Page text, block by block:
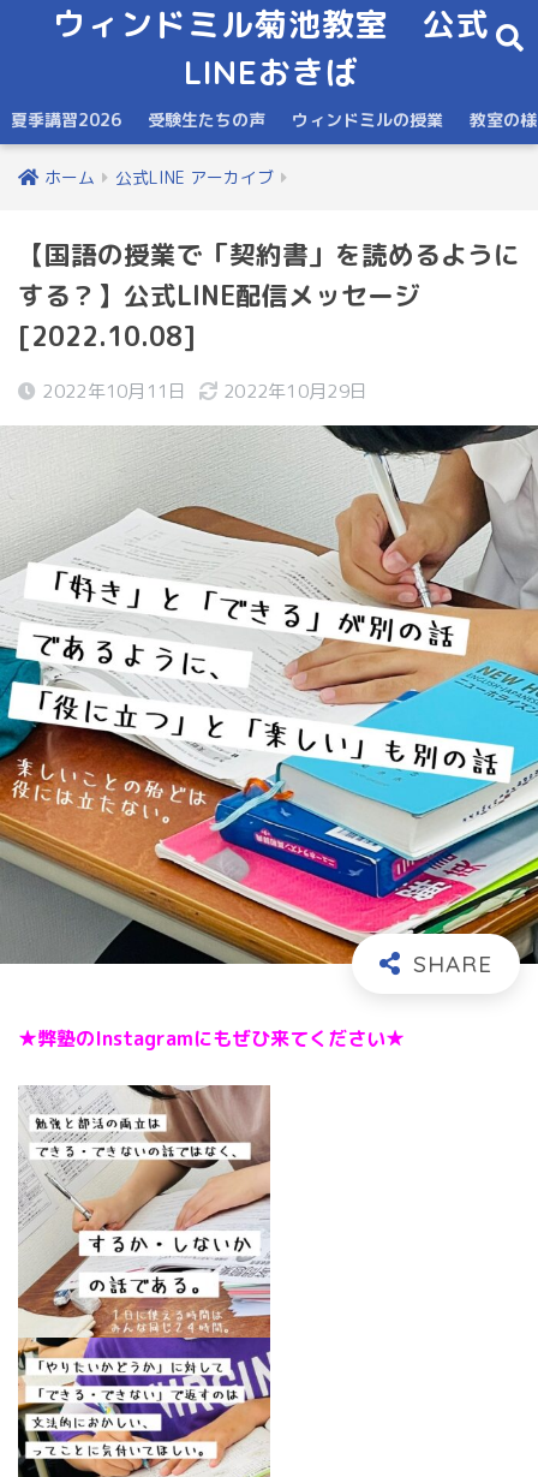
ウィンドミル菊池教室 公式
LINEおきば
夏季講習2026 受験生たちの声 ウィンドミルの授業 教室の
ホーム 公式LINE アーカイブ
【国語の授業で「契約書」を読めるように
する？】公式LINE配信メッセージ
[2022.10.08]
2022年10月11日 2022年10月29日
★弊塾のInstagramにもぜひ来てください★